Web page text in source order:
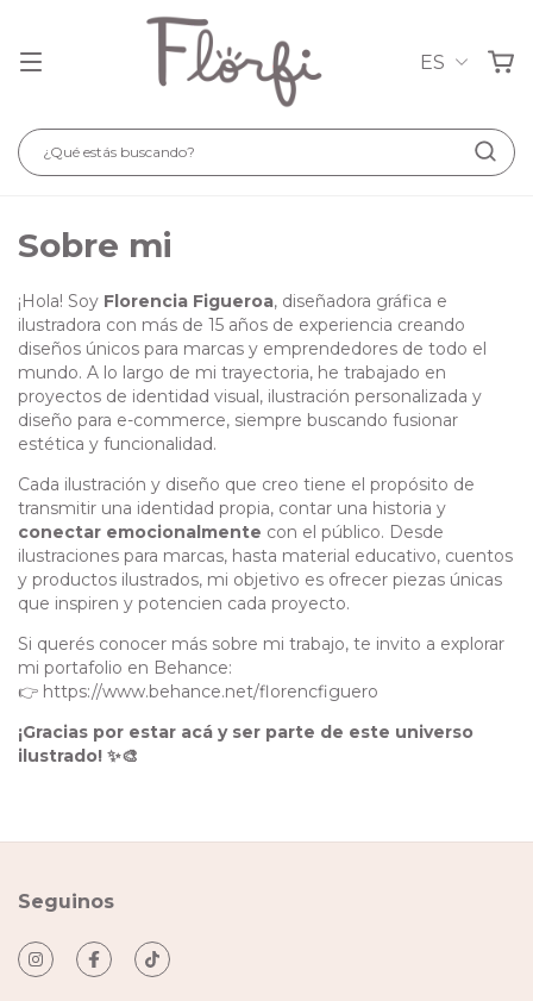
ES
Sobre mi
¡Hola! Soy Florencia Figueroa, diseñadora gráfica e
ilustradora con más de 15 años de experiencia creando
diseños únicos para marcas y emprendedores de todo el
mundo. A lo largo de mi trayectoria, he trabajado en
proyectos de identidad visual, ilustración personalizada y
diseño para e-commerce, siempre buscando fusionar
estética y funcionalidad.
Cada ilustración y diseño que creo tiene el propósito de
transmitir una identidad propia, contar una historia y
conectar emocionalmente con el público. Desde
ilustraciones para marcas, hasta material educativo, cuentos
y productos ilustrados, mi objetivo es ofrecer piezas únicas
que inspiren y potencien cada proyecto.
Si querés conocer más sobre mi trabajo, te invito a explorar
mi portafolio en Behance:
👉 https://www.behance.net/florencfiguero
¡Gracias por estar acá y ser parte de este universo
ilustrado! ✨🎨
Seguinos